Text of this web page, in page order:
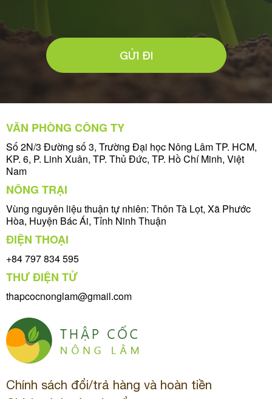
GỬI ĐI
VĂN PHÒNG CÔNG TY
Số 2N/3 Đường số 3, Trường Đại học Nông Lâm TP. HCM,
KP. 6, P. Linh Xuân, TP. Thủ Đức, TP. Hồ Chí Minh, Việt
Nam
NÔNG TRẠI
Vùng nguyên liệu thuận tự nhiên: Thôn Tà Lọt, Xã Phước
Hòa, Huyện Bác Ái, Tỉnh Ninh Thuận
ĐIỆN THOẠI
+84 797 834 595
THƯ ĐIỆN TỬ
thapcocnonglam@gmail.com
Chính sách đổi/trả hàng và hoàn tiền